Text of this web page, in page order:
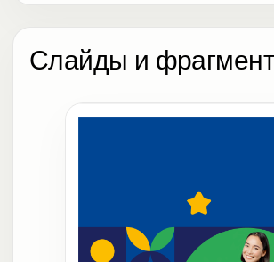
Слайды и